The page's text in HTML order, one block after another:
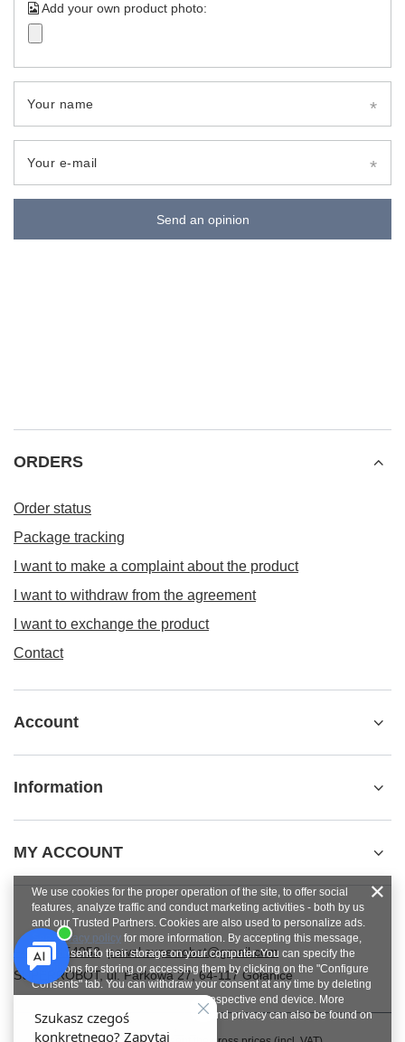
Add your own product photo:
Your name
Your e-mail
Send an opinion
ORDERS
Order status
Package tracking
I want to make a complaint about the product
I want to withdraw from the agreement
I want to exchange the product
Contact
Account
Information
MY ACCOUNT
+48784454053 pawel.superrobot@gmail.com
SUPERROBOT,ul. Parkowa 27,64-117Gołanice
We use cookies for the proper operation of the site, to offer social
features, analyze traffic and conduct marketing activities - both by us
and our Trusted Partners. Cookies are also used to personalize ads.
privacy policy for more information. By accepting this message,
you consent to their storage on your computer. You can specify the
conditions for storing or accessing them by clicking on the "Configure
Consents" tab. You can withdraw your consent at any time by deleting
cookies from your browser from the respective end device. More
information on terms and conditions and privacy can also be found on
Google's Privacy and Terms page